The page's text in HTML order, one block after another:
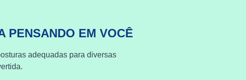
PENSANDO EM VOCÊ
adequadas para diversas